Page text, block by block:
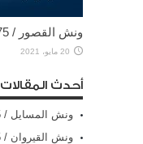
ونش القصور / 65557275 / افضل ونش متنقل
20 مايو، 2021
أحدث المقالات
ونش المسايل / 65557275 / خدمة 24 ساعة
ونش القيروان / 65557275 / ونش سحب سيارات